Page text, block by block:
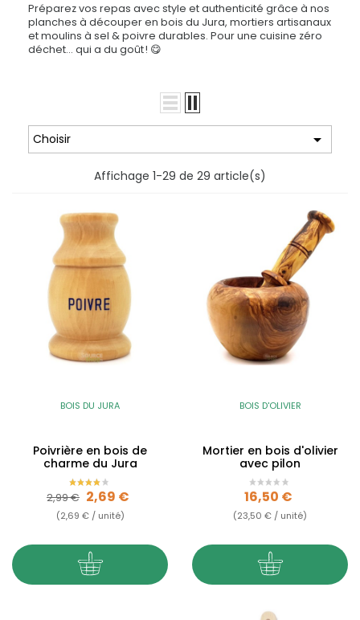
Préparez vos repas avec style et authenticité grâce à nos
planches à découper en bois du Jura, mortiers artisanaux
et moulins à sel & poivre durables. Pour une cuisine zéro
déchet… qui a du goût ! 😋
Choisir 
Affichage 1-29 de 29 article(s)
BOIS DU JURA
Poivrière en bois de
charme du Jura
Prix de base
2,99 € Prix
2,69 €
(2,69 € / unité)
BOIS D'OLIVIER
Mortier en bois d'olivier
avec pilon
Prix
16,50 €
(23,50 € / unité)